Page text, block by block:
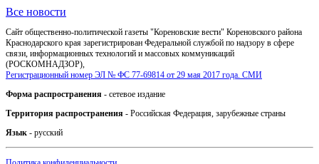
Все новости
Сайт общественно-политической газеты "Кореновские вести" Кореновского района
Краснодарского края зарегистрирован Федеральной службой по надзору в сфере
связи, информационных технологий и массовых коммуникаций
(РОСКОМНАДЗОР),
Регистрационный номер ЭЛ № ФС 77-69814 от 29 мая 2017 года. СМИ
Форма распространения - сетевое издание
Территория распространения - Российская Федерация, зарубежные страны
Язык - русский